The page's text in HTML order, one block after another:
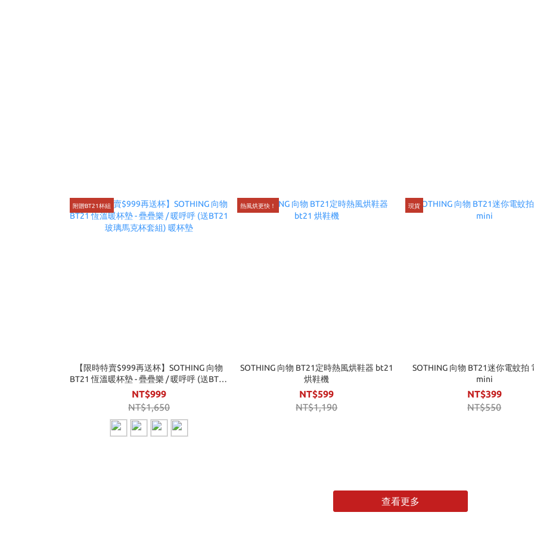
附贈BT21杯組
【限時特賣$999再送杯】SOTHING 向物
BT21 恆溫暖杯墊 - 疊疊樂 / 暖呼呼 (送BT21
玻璃馬克杯套組) 暖杯墊
NT$999
NT$1,650
熱風烘更快！
SOTHING 向物 BT21定時熱風烘鞋器 bt21
烘鞋機
NT$599
NT$1,190
現貨
SOTHING 向物 BT21迷你電蚊拍
mini
NT$399
NT$550
查看更多